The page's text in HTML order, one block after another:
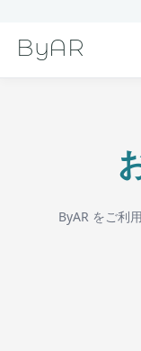
ByAR
ByAR をご利